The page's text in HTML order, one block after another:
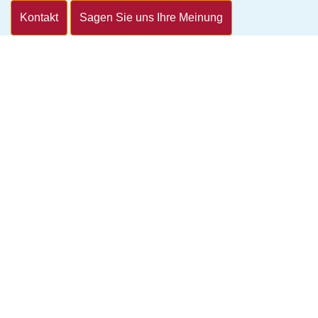
Kontakt Sagen Sie uns Ihre Meinung